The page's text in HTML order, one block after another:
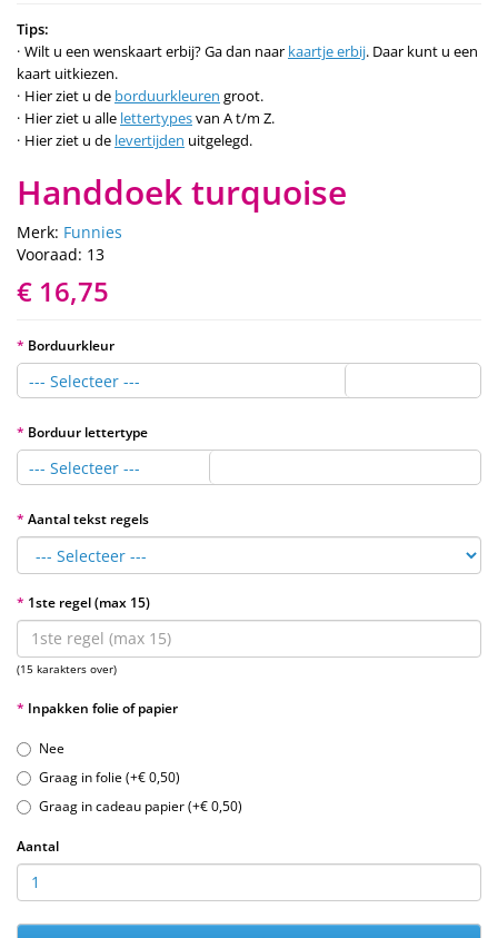
Tips:
Wilt u een wenskaart erbij? Ga dan naar kaartje erbij. Daar kunt u een
kaart uitkiezen.
Hier ziet u de borduurkleuren groot.
Hier ziet u alle lettertypesvan A t/m Z.
Hier ziet u de levertijden uitgelegd.
Handdoek turquoise
Merk: Funnies
Vooraad: 13
€ 16,75
Borduurkleur
--- Selecteer ---
Borduur lettertype
--- Selecteer ---
Aantal tekst regels
1ste regel (max 15)
(15 karakters over)
Inpakken folie of papier
Nee
Graag in folie (+€ 0,50)
Graag in cadeau papier (+€ 0,50)
Aantal